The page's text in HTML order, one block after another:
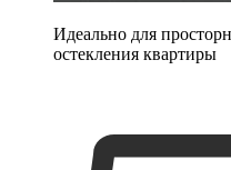
Идеально для
остекления квартиры